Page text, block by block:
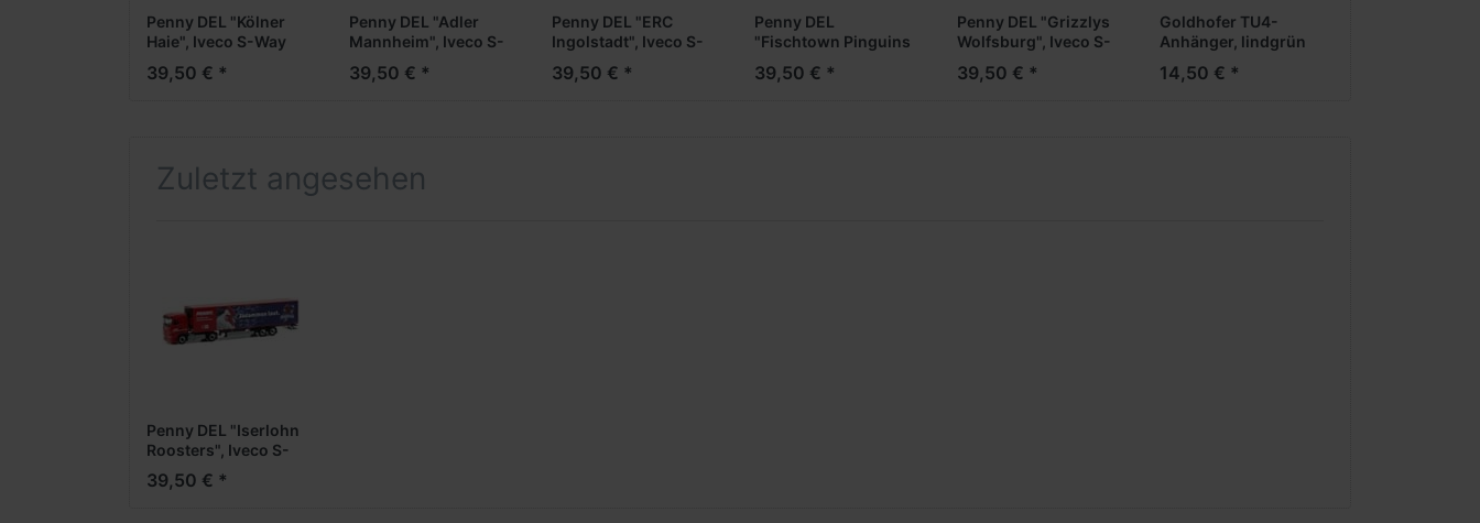
Penny DEL "Kölner
Haie", Iveco S-Way
39,50 € *
Penny DEL "Adler
Mannheim", Iveco S-
EuroKüKoAufl.
39,50 € *
Penny DEL "ERC
Ingolstadt", Iveco S-
EuroKüKoAufl.
39,50 € *
Penny DEL
"Fischtown Pinguins
S-Way Medi
39,50 € *
Penny DEL "Grizzlys
Wolfsburg", Iveco S-
EuroKüKoAufl.
39,50 € *
Goldhofer TU4-
Anhänger, lindgrün
14,50 € *
Zuletzt angesehen
Penny DEL "Iserlohn
Roosters", Iveco S-
Way Medi
EuroKüKoAufl.
39,50 € *